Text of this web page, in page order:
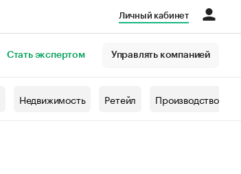
Личный кабинет
Стать экспертом Управлять компанией
Недвижимость Ретейл Производство